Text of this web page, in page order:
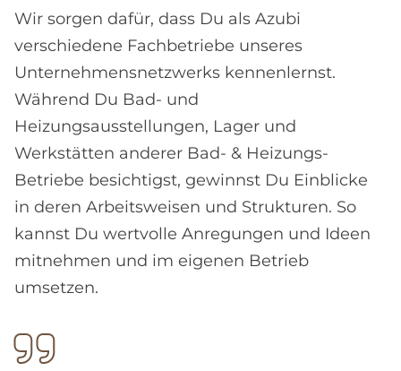
Wir sorgen dafür, dass Du als Azubi
verschiedene Fachbetriebe unseres
Unternehmensnetzwerks kennenlernst.
Während Du Bad- und
Heizungsausstellungen, Lager und
Werkstätten anderer Bad- & Heizungs-
Betriebe besichtigst, gewinnst Du Einblicke
in deren Arbeitsweisen und Strukturen. So
kannst Du wertvolle Anregungen und Ideen
mitnehmen und im eigenen Betrieb
umsetzen.